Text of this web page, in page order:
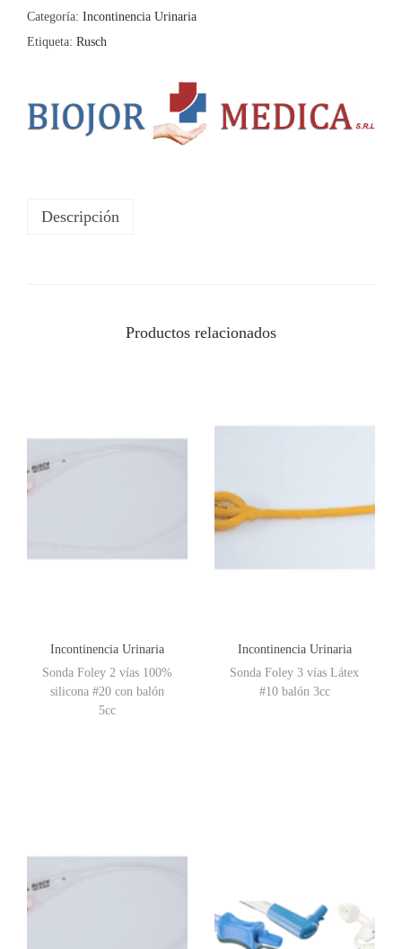
Categoría: Incontinencia Urinaria
Etiqueta: Rusch
Descripción
Productos relacionados
Incontinencia Urinaria
Sonda Foley 2 vías 100%
silicona #20 con balón
5cc
Incontinencia Urinaria
Sonda Foley 3 vías Látex
#10 balón 3cc